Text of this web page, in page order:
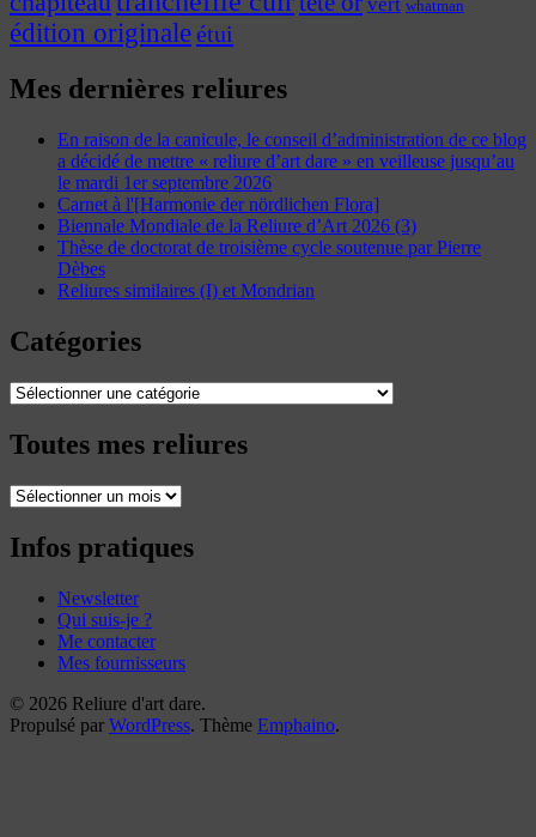
vert whatman
édition originaleétui
Mes dernières reliures
En raison de la canicule, le conseil d’administration de ce blog
a décidé de mettre « reliure d’art dare » en veilleuse jusqu’au
le mardi 1er septembre 2026
Carnet à l'[Harmonie der nördlichen Flora]
Biennale Mondiale de la Reliure d’Art 2026 (3)
Thèse de doctorat de troisième cycle soutenue par Pierre
Dèbes
Reliures similaires (I) et Mondrian
Catégories
Catégories
Toutes mes reliures
Toutes
reliures
Infos pratiques
Newsletter
Qui suis-je ?
Me contacter
Mes fournisseurs
© 2026 Reliure d'art dare.
Propulsé par WordPress. Thème Emphaino.